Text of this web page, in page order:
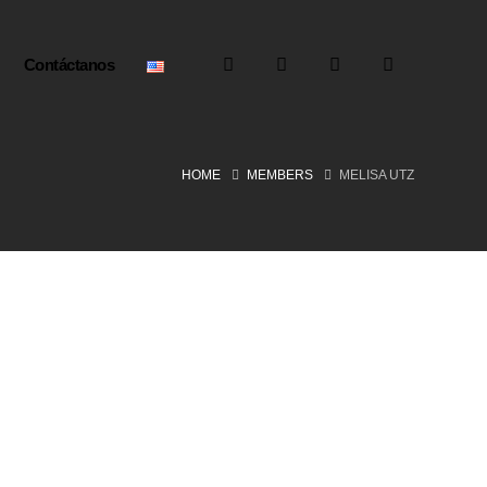
Contáctanos
HOME MEMBERS MELISA UTZ